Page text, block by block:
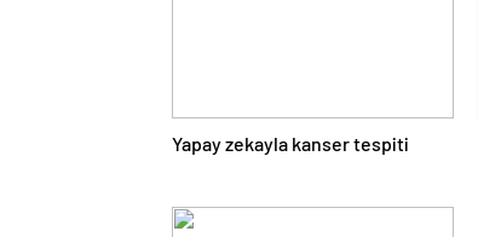
Yapay zekayla kanser tespiti